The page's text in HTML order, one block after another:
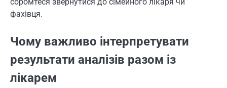
фахівця.
Чому важливо інтерпретувати
результати аналізів разом із
лікарем